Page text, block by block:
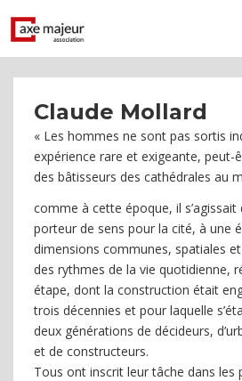
Claude Mollard
« Les hommes ne sont pas sortis
expérience rare et exigeante, peut-
des bâtisseurs des cathédrales au
comme à cette époque, il
porteur de sens pour la cité, à une
dimensions communes, spatiales
des rythmes de la vie quotidienne,
étape, dont la construction était
trois décennies et pour laquelle
deux générations de décideurs,
et de constructeurs.
Tous ont inscrit leur tâche dans les